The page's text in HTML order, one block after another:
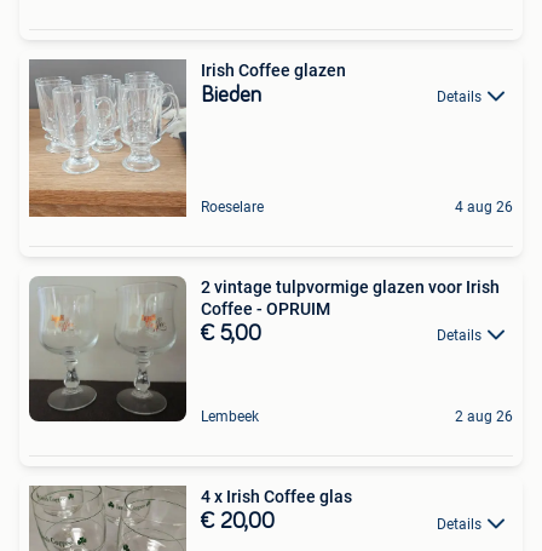
Irish Coffee glazen
Bieden Details
Roeselare 4 aug 26
2 vintage tulpvormige glazen voor Irish
Coffee - OPRUIM
€ 5,00 Details
Lembeek 2 aug 26
4 x Irish Coffee glas
€ 20,00 Details